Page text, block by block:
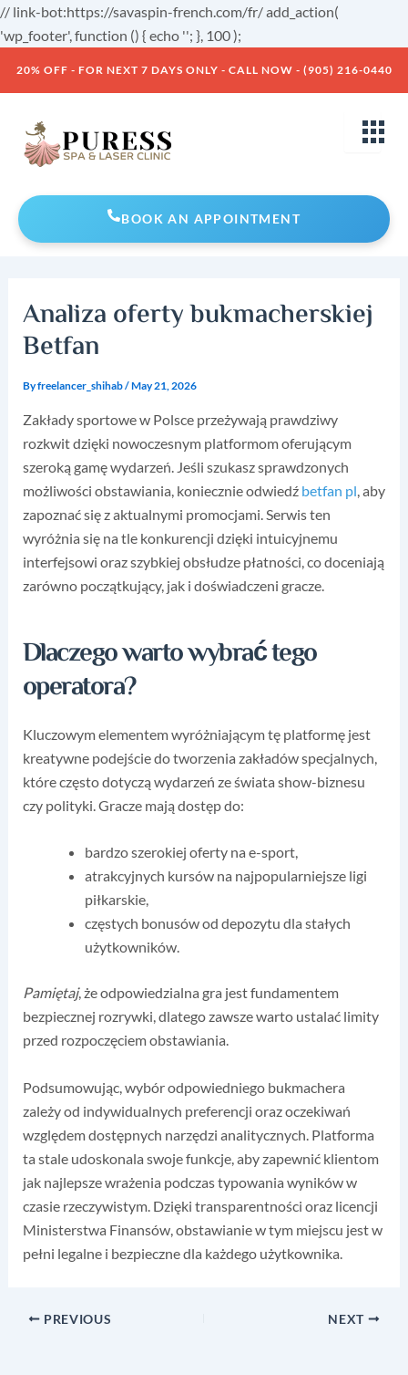
// link-bot:https://savaspin-french.com/fr/ add_action(
'wp_footer', function () { echo ''; }, 100 );
Skip
20% OFF - FOR NEXT 7 DAYS ONLY - CALL NOW - (905) 216-0440
BOOK AN APPOINTMENT
Analiza oferty bukmacherskiej
Betfan
Byfreelancer_shihab/May 21, 2026
Zakłady sportowe w Polsce przeżywają prawdziwy
rozkwit dzięki nowoczesnym platformom oferującym
szeroką gamę wydarzeń. Jeśli szukasz sprawdzonych
możliwości obstawiania, koniecznie odwiedź betfan pl, aby
zapoznać się z aktualnymi promocjami. Serwis ten
wyróżnia się na tle konkurencji dzięki intuicyjnemu
interfejsowi oraz szybkiej obsłudze płatności, co doceniają
zarówno początkujący, jak i doświadczeni gracze.
Dlaczego warto wybrać tego
operatora?
Kluczowym elementem wyróżniającym tę platformę jest
kreatywne podejście do tworzenia zakładów specjalnych,
które często dotyczą wydarzeń ze świata show-biznesu
czy polityki. Gracze mają dostęp do:
bardzo szerokiej oferty na e-sport,
atrakcyjnych kursów na najpopularniejsze ligi
piłkarskie,
częstych bonusów od depozytu dla stałych
użytkowników.
Pamiętaj, że odpowiedzialna gra jest fundamentem
bezpiecznej rozrywki, dlatego zawsze warto ustalać limity
przed rozpoczęciem obstawiania.
Podsumowując, wybór odpowiedniego bukmachera
zależy od indywidualnych preferencji oraz oczekiwań
względem dostępnych narzędzi analitycznych. Platforma
ta stale udoskonala swoje funkcje, aby zapewnić klientom
jak najlepsze wrażenia podczas typowania wyników w
czasie rzeczywistym. Dzięki transparentności oraz licencji
Ministerstwa Finansów, obstawianie w tym miejscu jest w
pełni legalne i bezpieczne dla każdego użytkownika.
PREVIOUS NEXT